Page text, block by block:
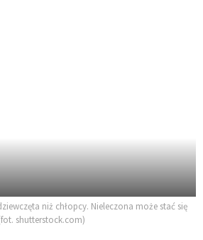
niż chłopcy. Nieleczona może stać się
shutterstock.com)